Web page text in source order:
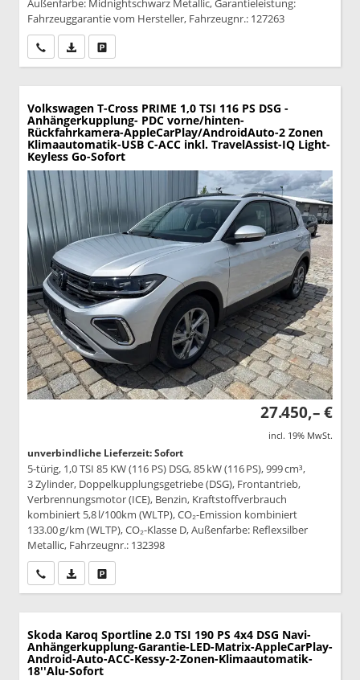
Außenfarbe: Midnightschwarz Metallic, Garantieleistung:
Fahrzeuggarantie vom Hersteller, Fahrzeugnr.: 127263
Wir rufen Sie anPDF-Datei, Fahrzeugexposé drucken
Volkswagen T-Cross PRIME 1,0 TSI 116 PS DSG -
Anhängerkupplung- PDC vorne/hinten-
Rückfahrkamera-AppleCarPlay/AndroidAuto-2 Zonen
Klimaautomatik-USB C-ACC inkl. TravelAssist-IQ Light-
Keyless Go-Sofort
27.450,– €
incl. 19% MwSt.
unverbindliche Lieferzeit: Sofort
5-türig, 1,0 TSI 85 KW (116 PS) DSG, 85 kW (116 PS), 999 cm³,
3 Zylinder, Doppelkupplungsgetriebe (DSG), Frontantrieb,
Verbrennungsmotor (ICE), Benzin, Kraftstoffverbrauch
kombiniert 5,8 l/100km (WLTP), CO₂-Emission kombiniert
133.00 g/km (WLTP), CO₂-Klasse D, Außenfarbe: Reflexsilber
Metallic, Fahrzeugnr.: 132398
Wir rufen Sie anPDF-Datei, Fahrzeugexposé drucken
Skoda Karoq Sportline 2.0 TSI 190 PS 4x4 DSG Navi-
Anhängerkupplung-Garantie-LED-Matrix-AppleCarPlay-
Android-Auto-ACC-Kessy-2-Zonen-Klimaautomatik-
18''Alu-Sofort